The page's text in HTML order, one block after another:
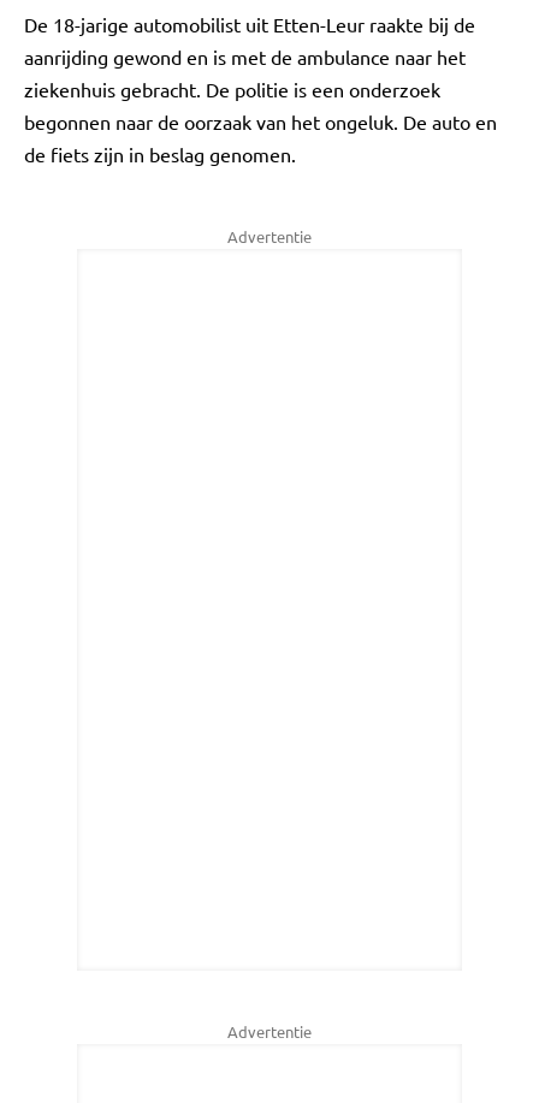
De 18-jarige automobilist uit Etten-Leur raakte bij de
aanrijding gewond en is met de ambulance naar het
ziekenhuis gebracht. De politie is een onderzoek
begonnen naar de oorzaak van het ongeluk. De auto en
de fiets zijn in beslag genomen.
Advertentie
Advertentie